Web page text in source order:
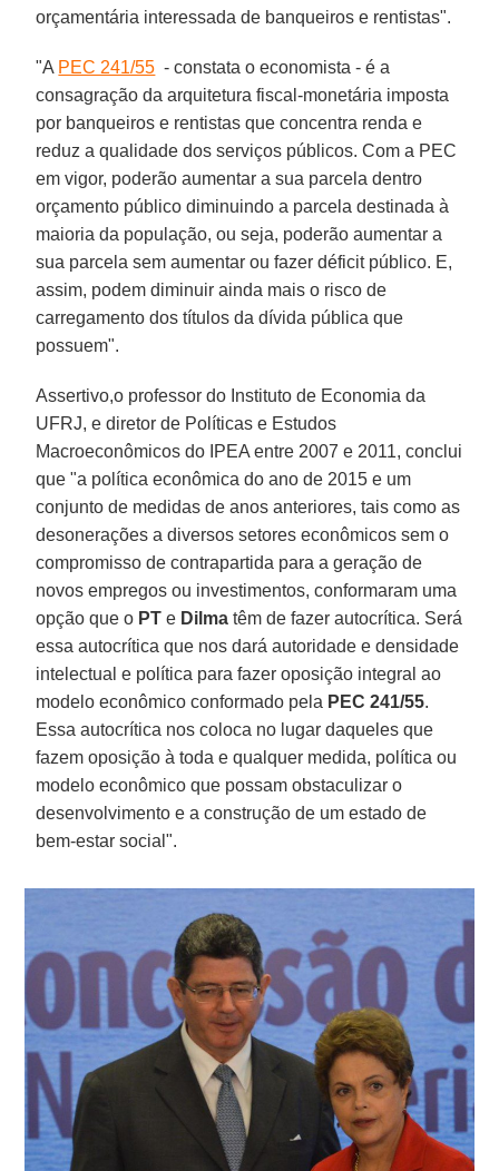
orçamentária interessada de banqueiros e rentistas".
"A PEC 241/55 - constata o economista - é a
consagração da arquitetura fiscal-monetária imposta
por banqueiros e rentistas que concentra renda e
reduz a qualidade dos serviços públicos. Com a PEC
em vigor, poderão aumentar a sua parcela dentro
orçamento público diminuindo a parcela destinada à
maioria da população, ou seja, poderão aumentar a
sua parcela sem aumentar ou fazer déficit público. E,
assim, podem diminuir ainda mais o risco de
carregamento dos títulos da dívida pública que
possuem".
Assertivo,o professor do Instituto de Economia da
UFRJ, e diretor de Políticas e Estudos
Macroeconômicos do IPEA entre 2007 e 2011, conclui
que "a política econômica do ano de 2015 e um
conjunto de medidas de anos anteriores, tais como as
desonerações a diversos setores econômicos sem o
compromisso de contrapartida para a geração de
novos empregos ou investimentos, conformaram uma
opção que o PT e Dilma têm de fazer autocrítica. Será
essa autocrítica que nos dará autoridade e densidade
intelectual e política para fazer oposição integral ao
modelo econômico conformado pela PEC 241/55.
Essa autocrítica nos coloca no lugar daqueles que
fazem oposição à toda e qualquer medida, política ou
modelo econômico que possam obstaculizar o
desenvolvimento e a construção de um estado de
bem-estar social".